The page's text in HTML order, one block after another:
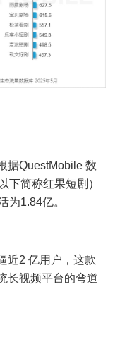
据QuestMobile 数
下简称红果短剧）
为1.84亿。
近2 亿用户，这款
长视频平台的弯道